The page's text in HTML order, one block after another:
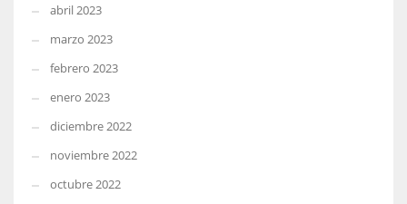
abril 2023
marzo 2023
febrero 2023
enero 2023
diciembre 2022
noviembre 2022
octubre 2022